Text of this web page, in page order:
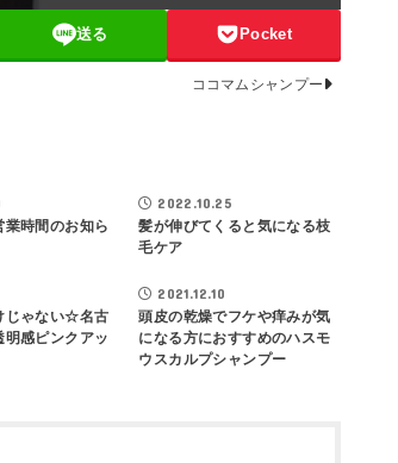
送る Pocket
ココマムシャンプー
業時間のお知ら
2022.10.25
髪が伸びてくると気になる枝
毛ケア
じゃない☆名古
明感ピンクアッ
2021.12.10
頭皮の乾燥でフケや痒みが気
になる方におすすめのハスモ
ウスカルプシャンプー